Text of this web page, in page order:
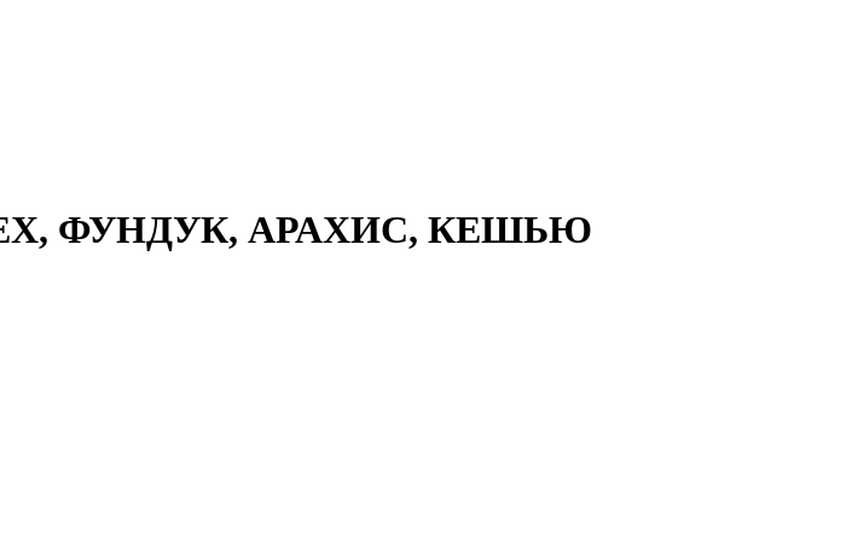
ФУНДУК, АРАХИС, КЕШЬЮ